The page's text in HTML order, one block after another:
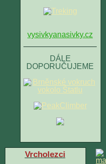
vysivkyanasivky.cz
DÁLE
DOPORUČUJEME
Vrcholezci